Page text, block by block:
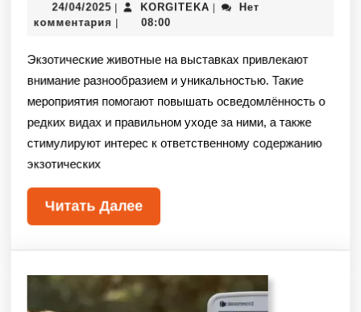
24/04/2025 | KORGITEKA |
Нет
комментария | 08:00
Экзотические животные на выставках привлекают
внимание разнообразием и уникальностью. Такие
мероприятия помогают повышать осведомлённость о
редких видах и правильном уходе за ними, а также
стимулируют интерес к ответственному содержанию
экзотических
Читать Далее